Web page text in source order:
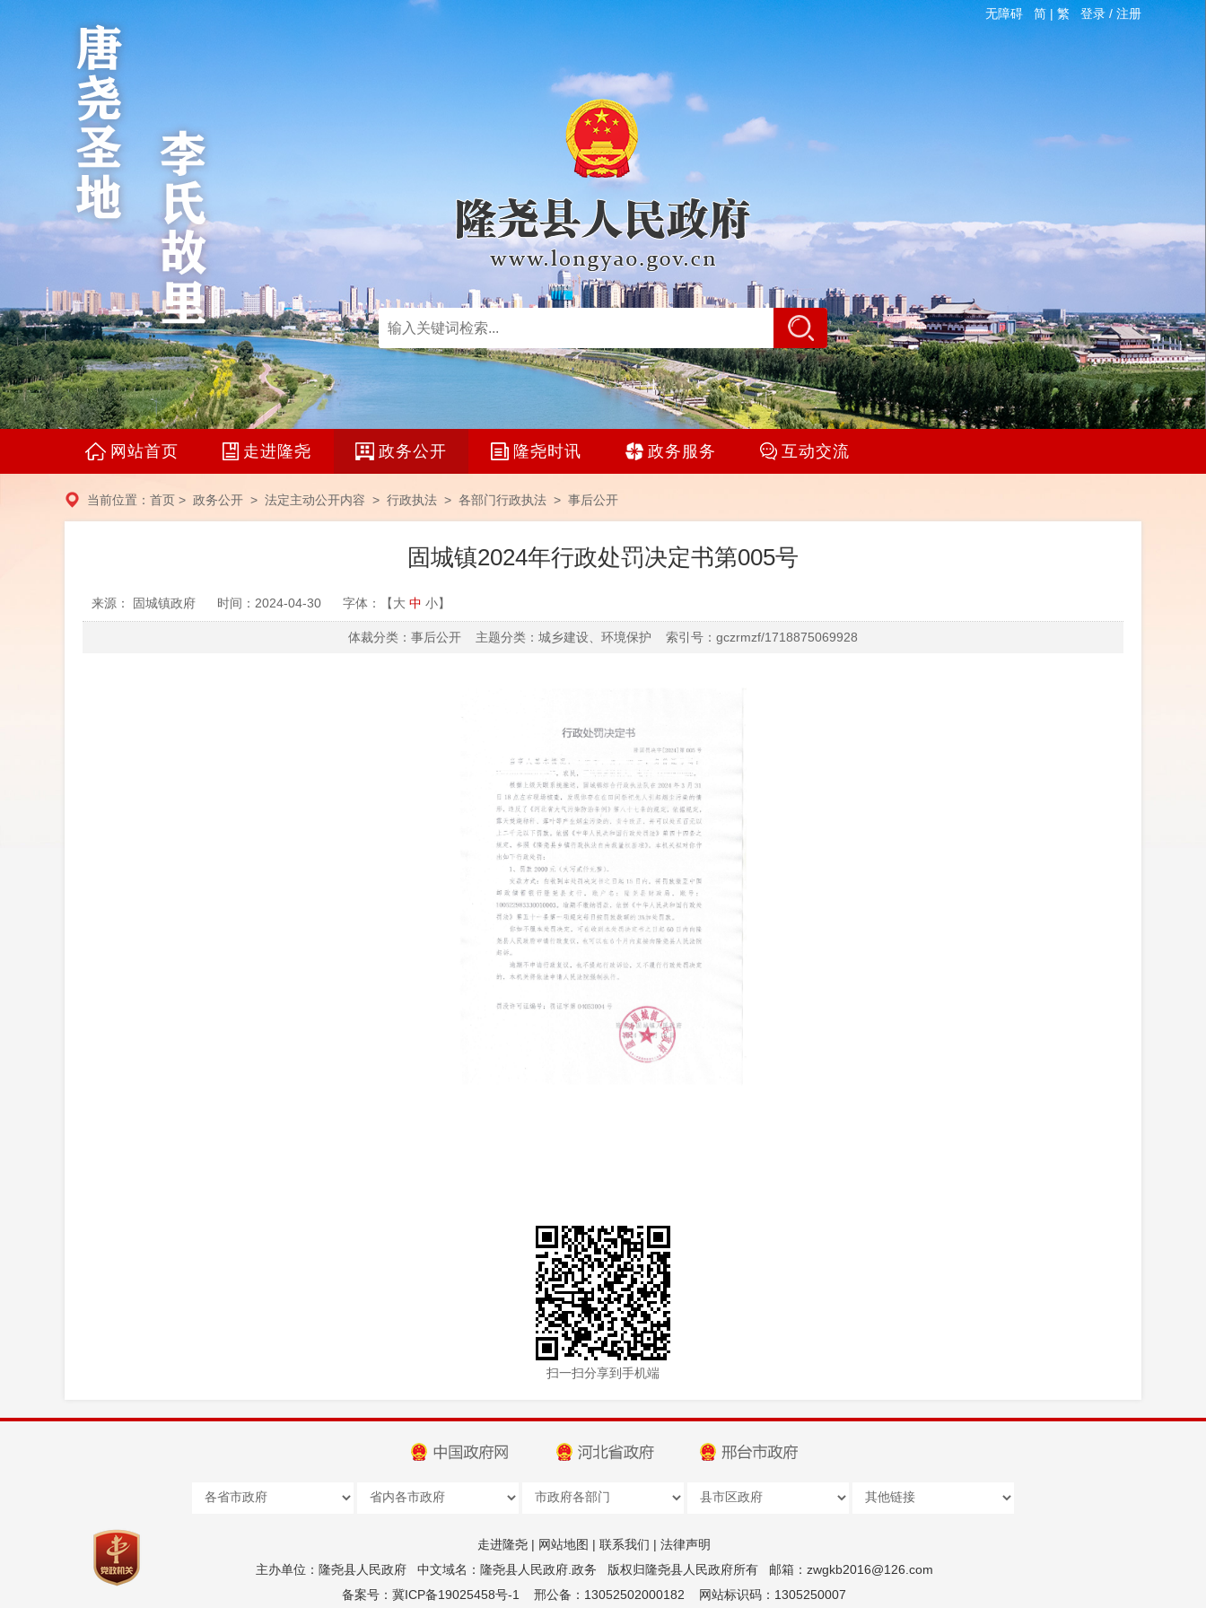
无障碍 简 |繁 登录/ 注册
网站首页 走进隆尧 政务公开 隆尧时讯 政务服务 互动交流
当前位置： 首页 > 政务公开 > 法定主动公开内容 > 行政执法 > 各部门行政执法 > 事后公开
固城镇2024年行政处罚决定书第005号
来源： 固城镇政府 时间：2024-04-30 字体：【大 中 小】
体裁分类：事后公开 主题分类：城乡建设、环境保护 索引号：gczrmzf/1718875069928
扫一扫分享到手机端
走进隆尧 | 网站地图 | 联系我们 | 法律声明
主办单位：隆尧县人民政府
中文域名：隆尧县人民政府.政务 版权归隆尧县人民政府所有
邮箱：zwgkb2016@126.com
备案号：冀ICP备19025458号-1
邢公备：13052502000182 网站标识码：1305250007